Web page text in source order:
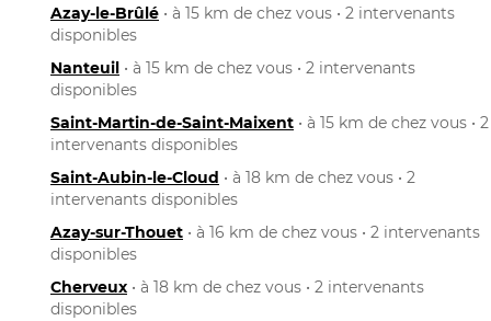
Azay-le-Brûlé • à 15 km de chez vous • 2 intervenants
disponibles
Nanteuil • à 15 km de chez vous • 2 intervenants
disponibles
Saint-Martin-de-Saint-Maixent • à 15 km de chez vous • 2
intervenants disponibles
Saint-Aubin-le-Cloud • à 18 km de chez vous • 2
intervenants disponibles
Azay-sur-Thouet • à 16 km de chez vous • 2 intervenants
disponibles
Cherveux • à 18 km de chez vous • 2 intervenants
disponibles